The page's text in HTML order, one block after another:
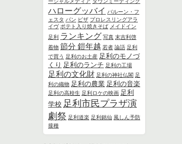
ハローグッバイ バルーン・フ
ェスタ パン ピザ プロレスリングアラ
イヴ ポテト入り焼きそば メイドイン
足利 ランキング 写真 末吉利啓
着物 節分 鎧年越 若者 論語 足利
で買う 足利のお土産 足利のモノづ
くり 足利のランチ 足利の工場
足利の文化財 足利の神社仏閣 足
利の織物 足利の農業 足利の音楽
足利の高校生 足利ロケの映画 足利
学校 足利市民プラザ演
劇祭 足利道楽 足利銘仙 風しん予防
接種